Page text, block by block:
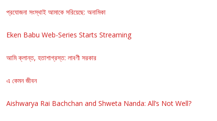
প্রযোজনা সংস্থাই আমাকে সরিয়েছে: অনামিকা
Eken Babu Web-Series Starts Streaming
আমি ক্লান্ত, হতাশাগ্রস্ত: লাবণী সরকার
এ কেমন জীবন
Aishwarya Rai Bachchan and Shweta Nanda: All’s Not Well?